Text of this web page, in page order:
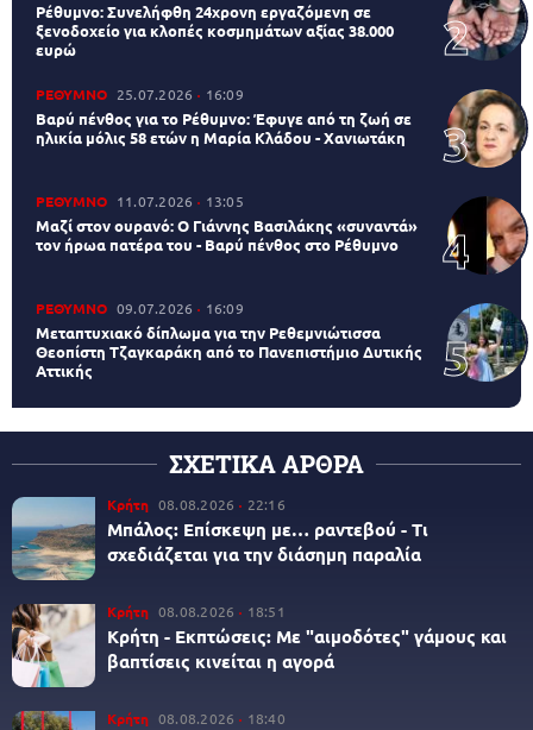
Ρέθυμνο: Συνελήφθη 24χρονη εργαζόμενη σε
ξενοδοχείο για κλοπές κοσμημάτων αξίας 38.000
ευρώ
ΡΕΘΥΜΝΟ 25.07.2026 16:09
Βαρύ πένθος για το Ρέθυμνο: Έφυγε από τη ζωή σε
ηλικία μόλις 58 ετών η Μαρία Κλάδου - Χανιωτάκη
ΡΕΘΥΜΝΟ 11.07.2026 13:05
Μαζί στον ουρανό: Ο Γιάννης Βασιλάκης «συναντά»
τον ήρωα πατέρα του - Βαρύ πένθος στο Ρέθυμνο
ΡΕΘΥΜΝΟ 09.07.2026 16:09
Μεταπτυχιακό δίπλωμα για την Ρεθεμνιώτισσα
Θεοπίστη Τζαγκαράκη από το Πανεπιστήμιο Δυτικής
Αττικής
ΣΧΕΤΙΚΑ ΑΡΘΡΑ
Κρήτη 08.08.2026 22:16
Μπάλος: Επίσκεψη με… ραντεβού - Τι
σχεδιάζεται για την διάσημη παραλία
Κρήτη 08.08.2026 18:51
Κρήτη - Εκπτώσεις: Με "αιμοδότες" γάμους και
βαπτίσεις κινείται η αγορά
Κρήτη 08.08.2026 18:40